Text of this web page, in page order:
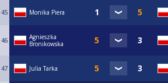
45 Monika Piera
46
Agnieszka
Bronikowska
47 Julia Tarka